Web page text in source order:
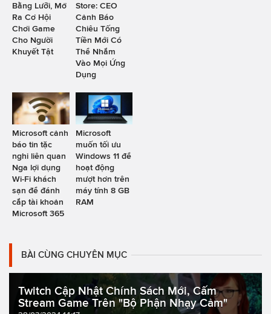
Bằng Lưỡi, Mở
Ra Cơ Hội
Chơi Game
Cho Người
Khuyết Tật
Store: CEO
Cảnh Báo
Chiêu Tống
Tiền Mới Có
Thể Nhắm
Vào Mọi Ứng
Dụng
Microsoft cảnh
báo tin tặc
nghi liên quan
Nga lợi dụng
Wi-Fi khách
sạn để đánh
cắp tài khoản
Microsoft 365
Microsoft
muốn tối ưu
Windows 11 để
hoạt động
mượt hơn trên
máy tính 8 GB
RAM
BÀI CÙNG CHUYÊN MỤC
Twitch Cập Nhật Chính Sách Mới, Cấm
Stream Game Trên "Bộ Phận Nhạy Cảm"